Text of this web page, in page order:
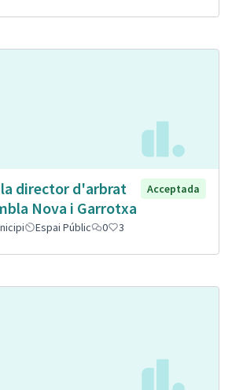
director d'arbrat
Nova i Garrotxa
Acceptada
Espai Públic 0 3